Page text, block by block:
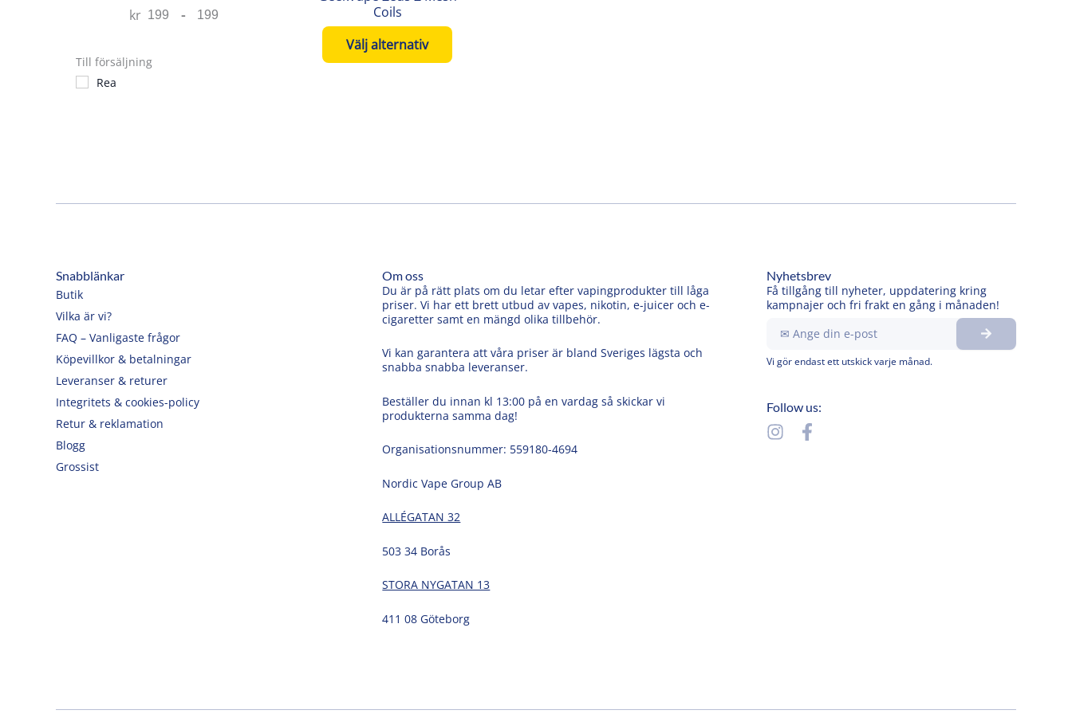
kr Minimum Price
-Maximum Price
Till försäljning
Rea
Coils
Välj alternativ
väljas
på
produktsidan
Snabblänkar
Butik
Vilka är vi?
FAQ – Vanligaste frågor
Köpevillkor & betalningar
Leveranser & returer
Integritets & cookies-policy
Retur & reklamation
Blogg
Grossist
Om oss
Du är på rätt plats om du letar efter vapingprodukter till låga
priser. Vi har ett brett utbud av vapes, nikotin, e-juicer och e-
cigaretter samt en mängd olika tillbehör.
Vi kan garantera att våra priser är bland Sveriges lägsta och
snabba snabba leveranser.
Beställer du innan kl 13:00 på en vardag så skickar vi
produkterna samma dag!
Organisationsnummer: 559180-4694
Nordic Vape Group AB
ALLÉGATAN 32
503 34 Borås
STORA NYGATAN 13
411 08 Göteborg
Nyhetsbrev
Få tillgång till nyheter, uppdatering kring
kampnajer och fri frakt en gång i månaden!
din
e-
post
Submit
Vi gör endast ett utskick varje månad.
Follow us:
I F
a